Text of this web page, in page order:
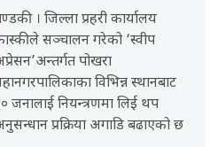
। जिल्ला प्रहरी कार्यालय
सञ्चालन गरेको ‘स्वीप
पोखरा
विभिन्न स्थानबाट
जनालाई नियन्त्रणमा लिई थप
प्रक्रिया अगाडि बढाएको छ